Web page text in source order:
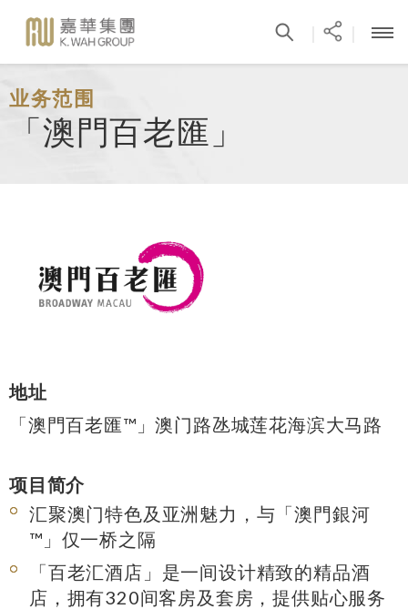
业务范围
「澳門百老匯」
地址
「澳門百老匯™」澳门路氹城莲花海滨大马路
项目简介
汇聚澳门特色及亚洲魅力，与「澳門銀河
™」仅一桥之隔
「百老汇酒店」是一间设计精致的精品酒
店，拥有320间客房及套房，提供贴心服务